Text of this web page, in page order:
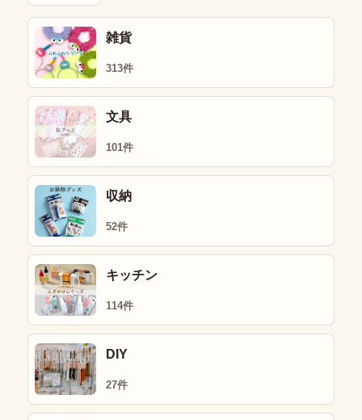
雑貨
313件
文具
101件
収納
52件
キッチン
114件
DIY
27件